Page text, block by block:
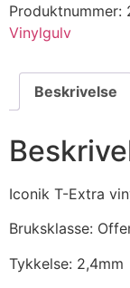
Produktnummer:
Vinylgulv
Beskrivelse
Iconik T-Extra
Bruksklasse:
Tykkelse: 2,4mm